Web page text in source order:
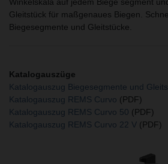
Gleitstück für maßgenaues Biegen.
Biegesegmente und Gleitstücke.
Katalogauszüge
Katalogauszug Biegesegmente und
Katalogauszug REMS Curvo (PDF)
Katalogauszug REMS Curvo 50 (PDF)
Katalogauszug REMS Curvo 22 V (PDF)